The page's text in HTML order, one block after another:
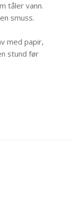
tåler vann.
smuss.
med papir,
stund før